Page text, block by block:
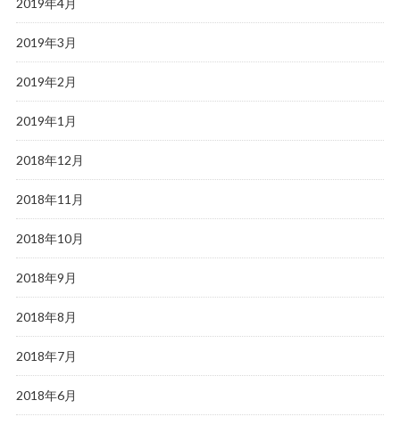
2019年3月
2019年2月
2019年1月
2018年12月
2018年11月
2018年10月
2018年9月
2018年8月
2018年7月
2018年6月